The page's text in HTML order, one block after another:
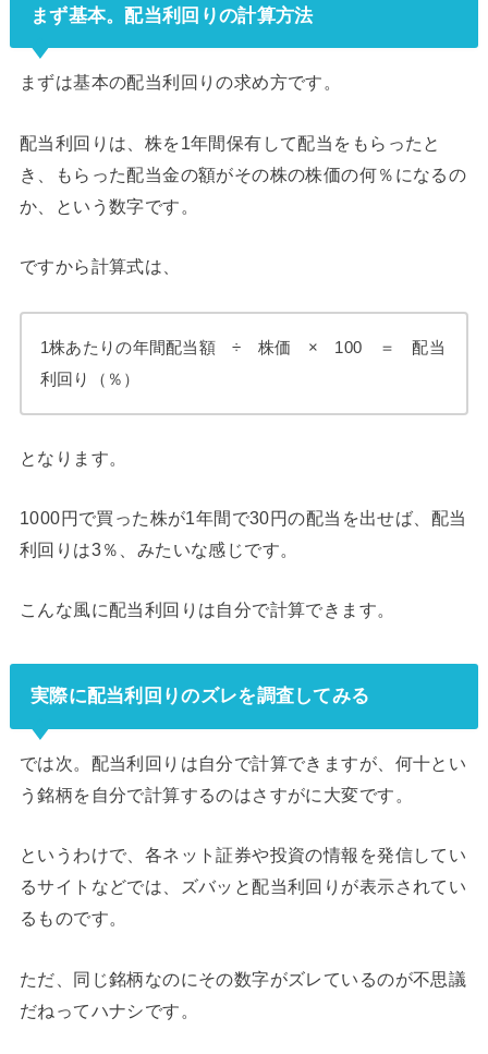
まず基本。配当利回りの計算方法
まずは基本の配当利回りの求め方です。
配当利回りは、株を1年間保有して配当をもらったと
き、もらった配当金の額がその株の株価の何％になるの
か、という数字です。
ですから計算式は、
1株あたりの年間配当額 ÷ 株価 × 100 ＝ 配当
利回り（％）
となります。
1000円で買った株が1年間で30円の配当を出せば、配当
利回りは3％、みたいな感じです。
こんな風に配当利回りは自分で計算できます。
実際に配当利回りのズレを調査してみる
では次。配当利回りは自分で計算できますが、何十とい
う銘柄を自分で計算するのはさすがに大変です。
というわけで、各ネット証券や投資の情報を発信してい
るサイトなどでは、ズバッと配当利回りが表示されてい
るものです。
ただ、同じ銘柄なのにその数字がズレているのが不思議
だねってハナシです。